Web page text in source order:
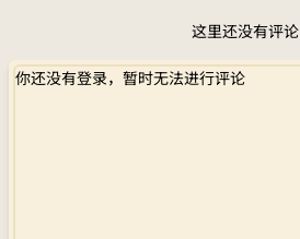
这里还没有评论
你还没有登录，暂时无法进行评论